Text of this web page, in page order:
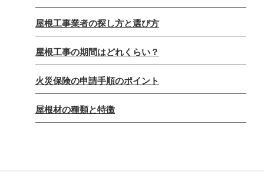
屋根工事業者の探し方と選び方
屋根工事の期間はどれくらい？
火災保険の申請手順のポイント
屋根材の種類と特徴